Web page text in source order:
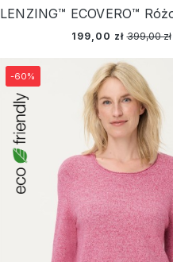
199,00 zł 399,00 zł
-60%